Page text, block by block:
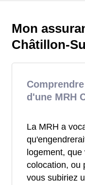
Mon
Châtillon-
d'une MRH
La MRH a
logement,
colocation, ou
vous subiriez